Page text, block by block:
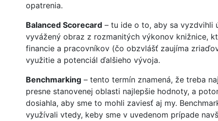
opatrenia.
Balanced Scorecard – tu ide o to, aby sa vyzdvihli
vyvážený obraz z rozmanitých výkonov knižnice,
financie a pracovníkov (čo obzvlášť zaujíma
využitie a potenciál ďalšieho vývoja.
Benchmarking – tento termín znamená, že treba
presne stanovenej oblasti najlepšie hodnoty, a
dosiahla, aby sme to mohli zaviesť aj my.
využívali vtedy, keby sme v uvedenom prípade